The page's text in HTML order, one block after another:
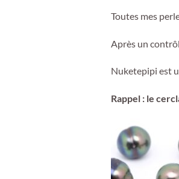
Toutes mes
Après un
Nuketepipi est
Rappel : le